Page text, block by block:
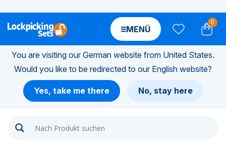
0
MENÜ
You are visiting our German website from United States.
Would you like to be redirected to our English website?
Yes, take me there No, stay here